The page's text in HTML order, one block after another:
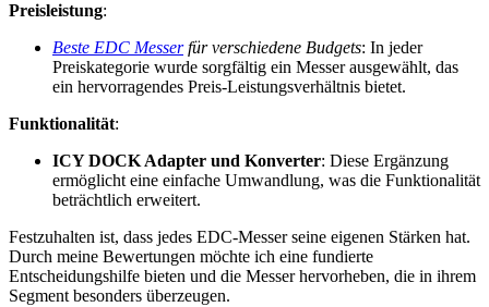
Preisleistung:
Beste EDC Messerfür verschiedene Budgets: In jeder
Preiskategorie wurde sorgfältig ein Messer ausgewählt, das
ein hervorragendes Preis-Leistungsverhältnis bietet.
Funktionalität:
ICY DOCK Adapter und Konverter: Diese Ergänzung
ermöglicht eine einfache Umwandlung, was die Funktionalität
beträchtlich erweitert.
Festzuhalten ist, dass jedes EDC-Messer seine eigenen Stärken hat.
Durch meine Bewertungen möchte ich eine fundierte
Entscheidungshilfe bieten und die Messer hervorheben, die in ihrem
Segment besonders überzeugen.